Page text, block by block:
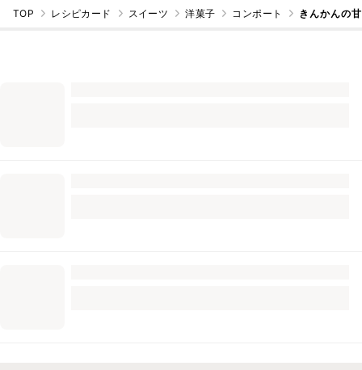
TOP レシピカード スイーツ 洋菓子 コンポート きんかんの